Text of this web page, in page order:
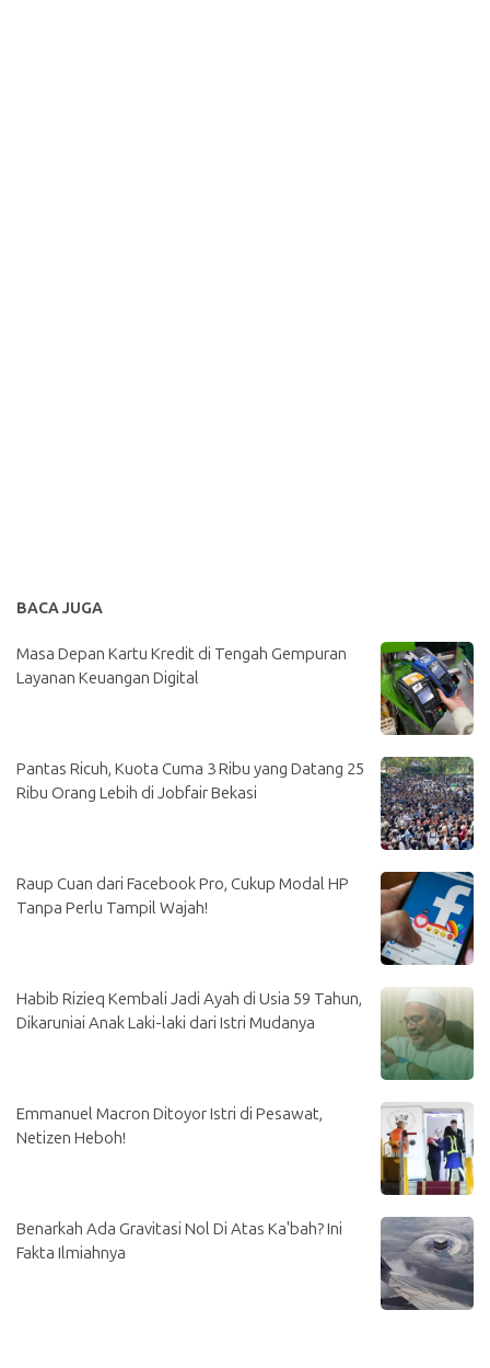
BACA JUGA
Masa Depan Kartu Kredit di Tengah Gempuran
Layanan Keuangan Digital
Pantas Ricuh, Kuota Cuma 3 Ribu yang Datang 25
Ribu Orang Lebih di Jobfair Bekasi
Raup Cuan dari Facebook Pro, Cukup Modal HP
Tanpa Perlu Tampil Wajah!
Habib Rizieq Kembali Jadi Ayah di Usia 59 Tahun,
Dikaruniai Anak Laki-laki dari Istri Mudanya
Emmanuel Macron Ditoyor Istri di Pesawat,
Netizen Heboh!
Benarkah Ada Gravitasi Nol Di Atas Ka'bah? Ini
Fakta Ilmiahnya